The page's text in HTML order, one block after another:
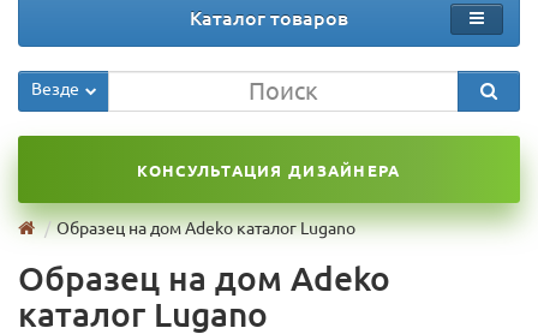
Каталог товаров
Везде
КОНСУЛЬТАЦИЯ ДИЗАЙНЕРА
Образец на дом Adeko каталог Lugano
Образец на дом Adeko
каталог Lugano